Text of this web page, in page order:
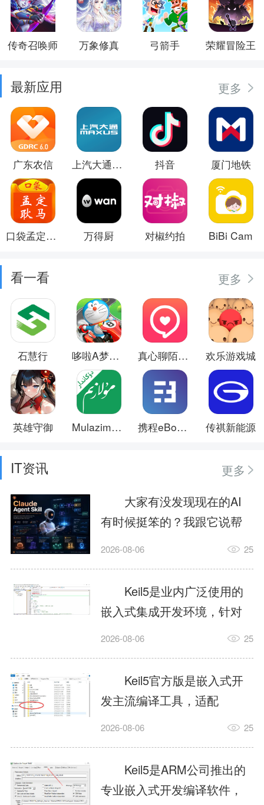
传奇召唤师 万象修真 弓箭手 荣耀冒险王
最新应用 更多
广东农信 上汽大通MAXUS 抖音 厦门地铁
口袋孟定耿马 万得厨 对椒约拍 BiBi Cam
看一看 更多
石慧行 哆啦A梦飞车 真心聊陌生交友视频聊愿相遇良缘 欢乐游戏城
英雄守御 Mulazim商家 携程eBooking 传祺新能源
IT资讯
更多
大家有没发现现在的AI
有时候挺笨的？我跟它说帮
我订个明天早上的闹钟，它
这样？因为AI，就是个只会
耍嘴皮子的书呆子。它脑子
里有海量知识，但没有真正
激发出来实力。而
AgentSkill，就是给AI大脑装
上的一双机械手，它真的能
解决很多问题。1什么是
AgentSkillSkill指...
2026-08-06 25
Keil5是业内广泛使用的
嵌入式集成开发环境，针对
ARM、51内核单片机提供编
力，代码编译稳定，调试工
具成熟，大量开源项目基于
该平台开发。新项目需要单
独下载对应芯片支持包，新
手配置难度较高，正版商业
授权费用不菲，未授权版本
存在程序容量限制，适合硬
2026-08-06 25
Keil5官方版是嵌入式开
发主流编译工具，适配
STM32、51单片机等多款芯
在线调试、代码仿真，兼容
众多厂商芯片安装包。软件
需要手动添加器件库，初次
2026-08-06 25
Keil5是ARM公司推出的
专业嵌入式开发编译软件，